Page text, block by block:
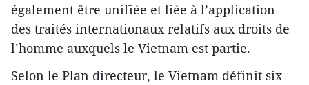
également être unifiée et liée à l’application
des traités internationaux relatifs aux droits de
l’homme auxquels le Vietnam est partie.
Selon le Plan directeur, le Vietnam définit six